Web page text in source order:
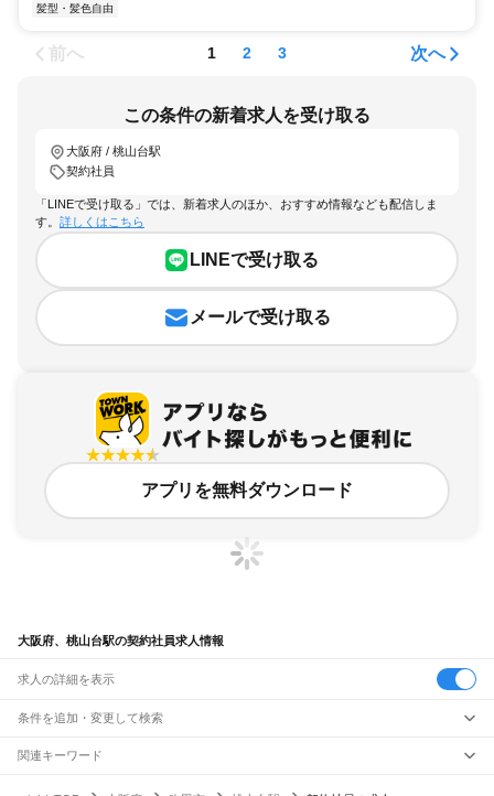
髪型・髪色自由
前へ 1 2 3 次へ
この条件の新着求人を受け取る
大阪府 / 桃山台駅
契約社員
「LINEで受け取る」では、新着求人のほか、おすすめ情報なども配信しま
す。 詳しくはこちら
LINEで受け取る
メールで受け取る
アプリを無料ダウンロード
大阪府、桃山台駅の契約社員求人情報
求人の詳細を表示
条件を追加・変更して検索
市区町村を追加・変更
駅を追加・変更
関連キーワード